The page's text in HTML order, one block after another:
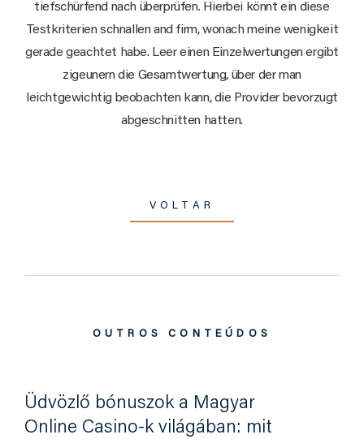
tiefschürfend nach überprüfen. Hierbei könnt ein diese
Testkriterien schnallen and firm, wonach meine wenigkeit
gerade geachtet habe. Leer einen Einzelwertungen ergibt
zigeunern die Gesamtwertung, über der man
leichtgewichtig beobachten kann, die Provider bevorzugt
abgeschnitten hatten.
VOLTAR
OUTROS CONTEÚDOS
Üdvözlő bónuszok a Magyar
Online Casino-k világában: mit